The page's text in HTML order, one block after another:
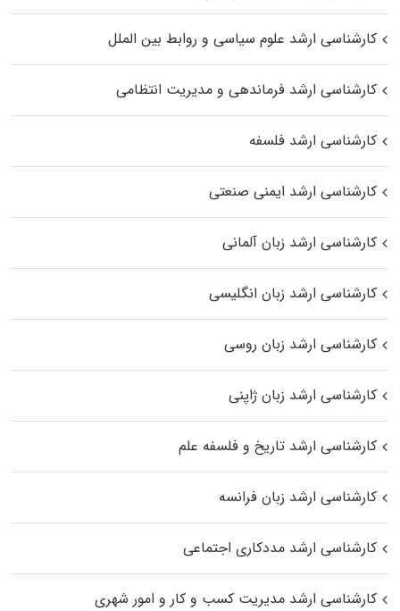
کارشناسی ارشد علوم سیاسی و روابط بین الملل
کارشناسی ارشد فرماندهی و مدیریت انتظامی
کارشناسی ارشد فلسفه
کارشناسی ارشد ایمنی صنعتی
کارشناسی ارشد زبان آلمانی
کارشناسی ارشد زبان انگلیسی
کارشناسی ارشد زبان روسی
کارشناسی ارشد زبان ژاپنی
کارشناسی ارشد تاریخ و فلسفه علم
کارشناسی ارشد زبان فرانسه
کارشناسی ارشد مددکاری اجتماعی
کارشناسی ارشد مدیریت کسب و کار و امور شهری